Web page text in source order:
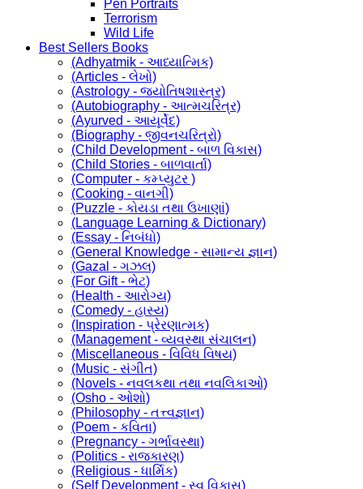
Pen Portraits
Terrorism
Wild Life
Best Sellers Books
(Adhyatmik - આધ્યાત્મિક)
(Articles - લેખો)
(Astrology - જ્યોતિષશાસ્ત્ર)
(Autobiography - આત્મચરિત્ર)
(Ayurved - આયૂર્વેદ)
(Biography - જીવનચરિત્રો)
(Child Development - બાળ વિકાસ)
(Child Stories - બાળવાર્તા)
(Computer - કમ્પ્યુટર )
(Cooking - વાનગી)
(Puzzle - કોયડા તથા ઉખાણાં)
(Language Learning & Dictionary)
(Essay - નિબંધો)
(General Knowledge - સામાન્ય જ્ઞાન)
(Gazal - ગઝલ)
(For Gift - ભેટ)
(Health - આરોગ્ય)
(Comedy - હાસ્ય)
(Inspiration - પ્રેરણાત્મક)
(Management - વ્યવસ્થા સંચાલન)
(Miscellaneous - વિવિધ વિષય)
(Music - સંગીત)
(Novels - નવલકથા તથા નવલિકાઓ)
(Osho - ઓશો)
(Philosophy - તત્ત્વજ્ઞાન)
(Poem - કવિતા)
(Pregnancy - ગર્ભાવસ્થા)
(Politics - રાજકારણ)
(Religious - ધાર્મિક)
(Self Development - સ્વ વિકાસ)